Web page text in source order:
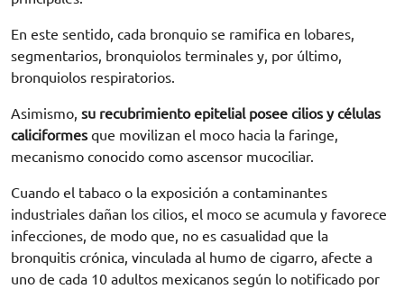
En este sentido, cada bronquio se ramifica en lobares,
segmentarios, bronquiolos terminales y, por último,
bronquiolos respiratorios.
Asimismo, su recubrimiento epitelial posee cilios y células
caliciformes que movilizan el moco hacia la faringe,
mecanismo conocido como ascensor mucociliar.
Cuando el tabaco o la exposición a contaminantes
industriales dañan los cilios, el moco se acumula y favorece
infecciones, de modo que, no es casualidad que la
bronquitis crónica, vinculada al humo de cigarro, afecte a
uno de cada 10 adultos mexicanos según lo notificado por